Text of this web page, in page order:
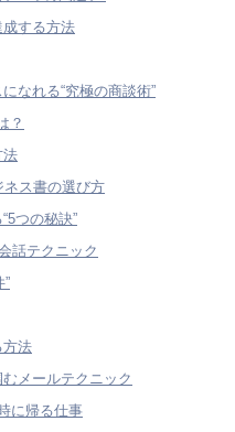
する方法
なれる“究極の商談術”
？
法
ネス書の選び方
つの秘訣”
話テクニック
方法
メールテクニック
に帰る仕事